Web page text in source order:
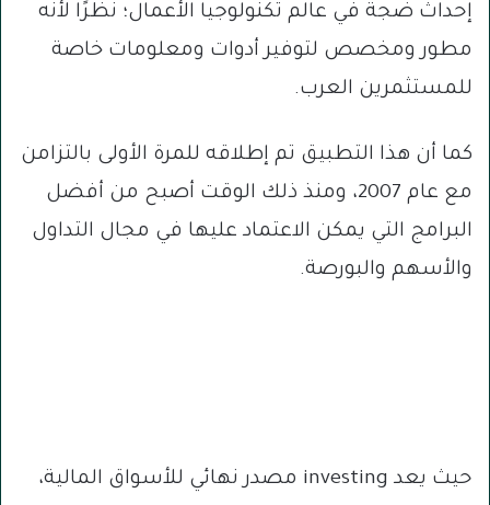
إحداث ضجة في عالم تكنولوجيا الأعمال؛ نظرًا لأنه
مطور ومخصص لتوفير أدوات ومعلومات خاصة
للمستثمرين العرب.
كما أن هذا التطبيق تم إطلاقه للمرة الأولى بالتزامن
مع عام 2007، ومنذ ذلك الوقت أصبح من أفضل
البرامج التي يمكن الاعتماد عليها في مجال التداول
والأسهم والبورصة.
حيث يعد investing مصدر نهائي للأسواق المالية،